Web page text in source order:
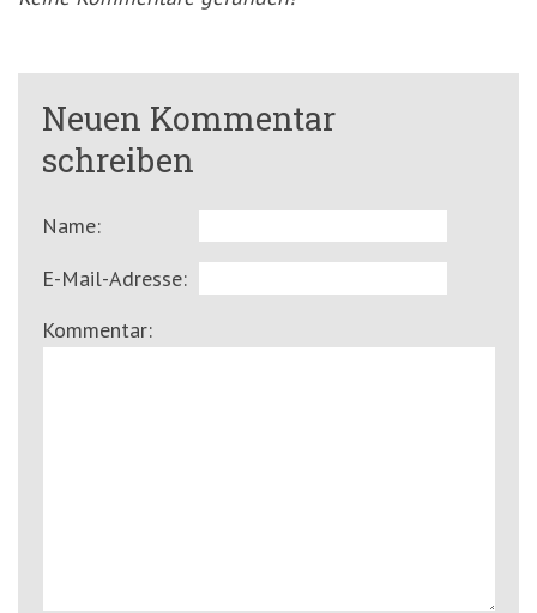
Neuen Kommentar
schreiben
Name:
E-Mail-Adresse:
Kommentar: